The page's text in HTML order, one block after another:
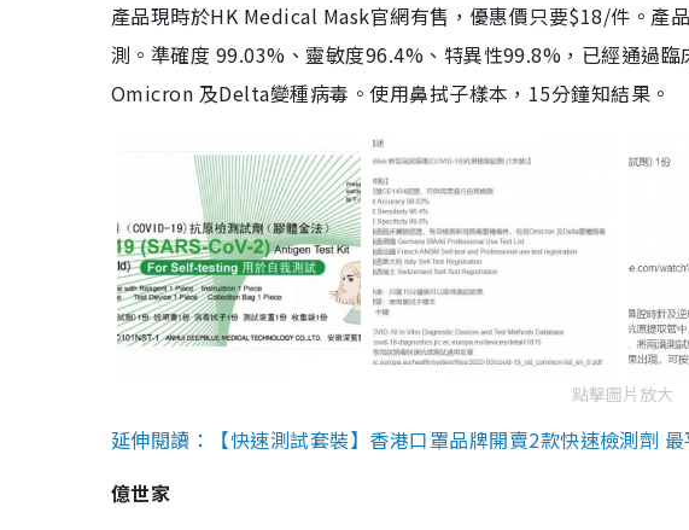
產品現時於HK Medical Mask官網有售，優惠價只要$18/件。產
測。準確度 99.03%、靈敏度96.4%、特異性99.8%，已經通過
Omicron 及Delta變種病毒。使用鼻拭子樣本，15分鐘知結果。
點擊圖片放大
延伸閱讀：【快速測試套裝】香港口罩品牌開賣2款快速檢測劑
億世家